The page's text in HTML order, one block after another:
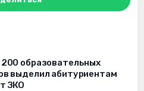
200 образовательных
выделил абитуриентам
ЗКО